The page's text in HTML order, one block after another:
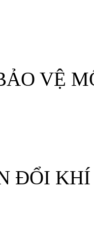
VỆ
ĐỔI